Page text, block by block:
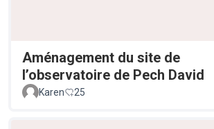
Aménagement du site de
l’observatoire de Pech David
Karen 25